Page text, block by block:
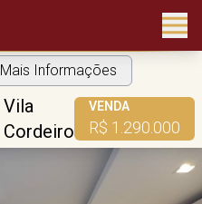
Vila
Cordeiro
VENDA
R$ 1.290.000
Mais Informações